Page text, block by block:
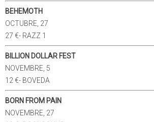
BEHEMOTH
OCTUBRE, 27
27 €- RAZZ 1
BILLION DOLLAR FEST
NOVEMBRE, 5
12 €- BOVEDA
BORN FROM PAIN
NOVEMBRE, 27